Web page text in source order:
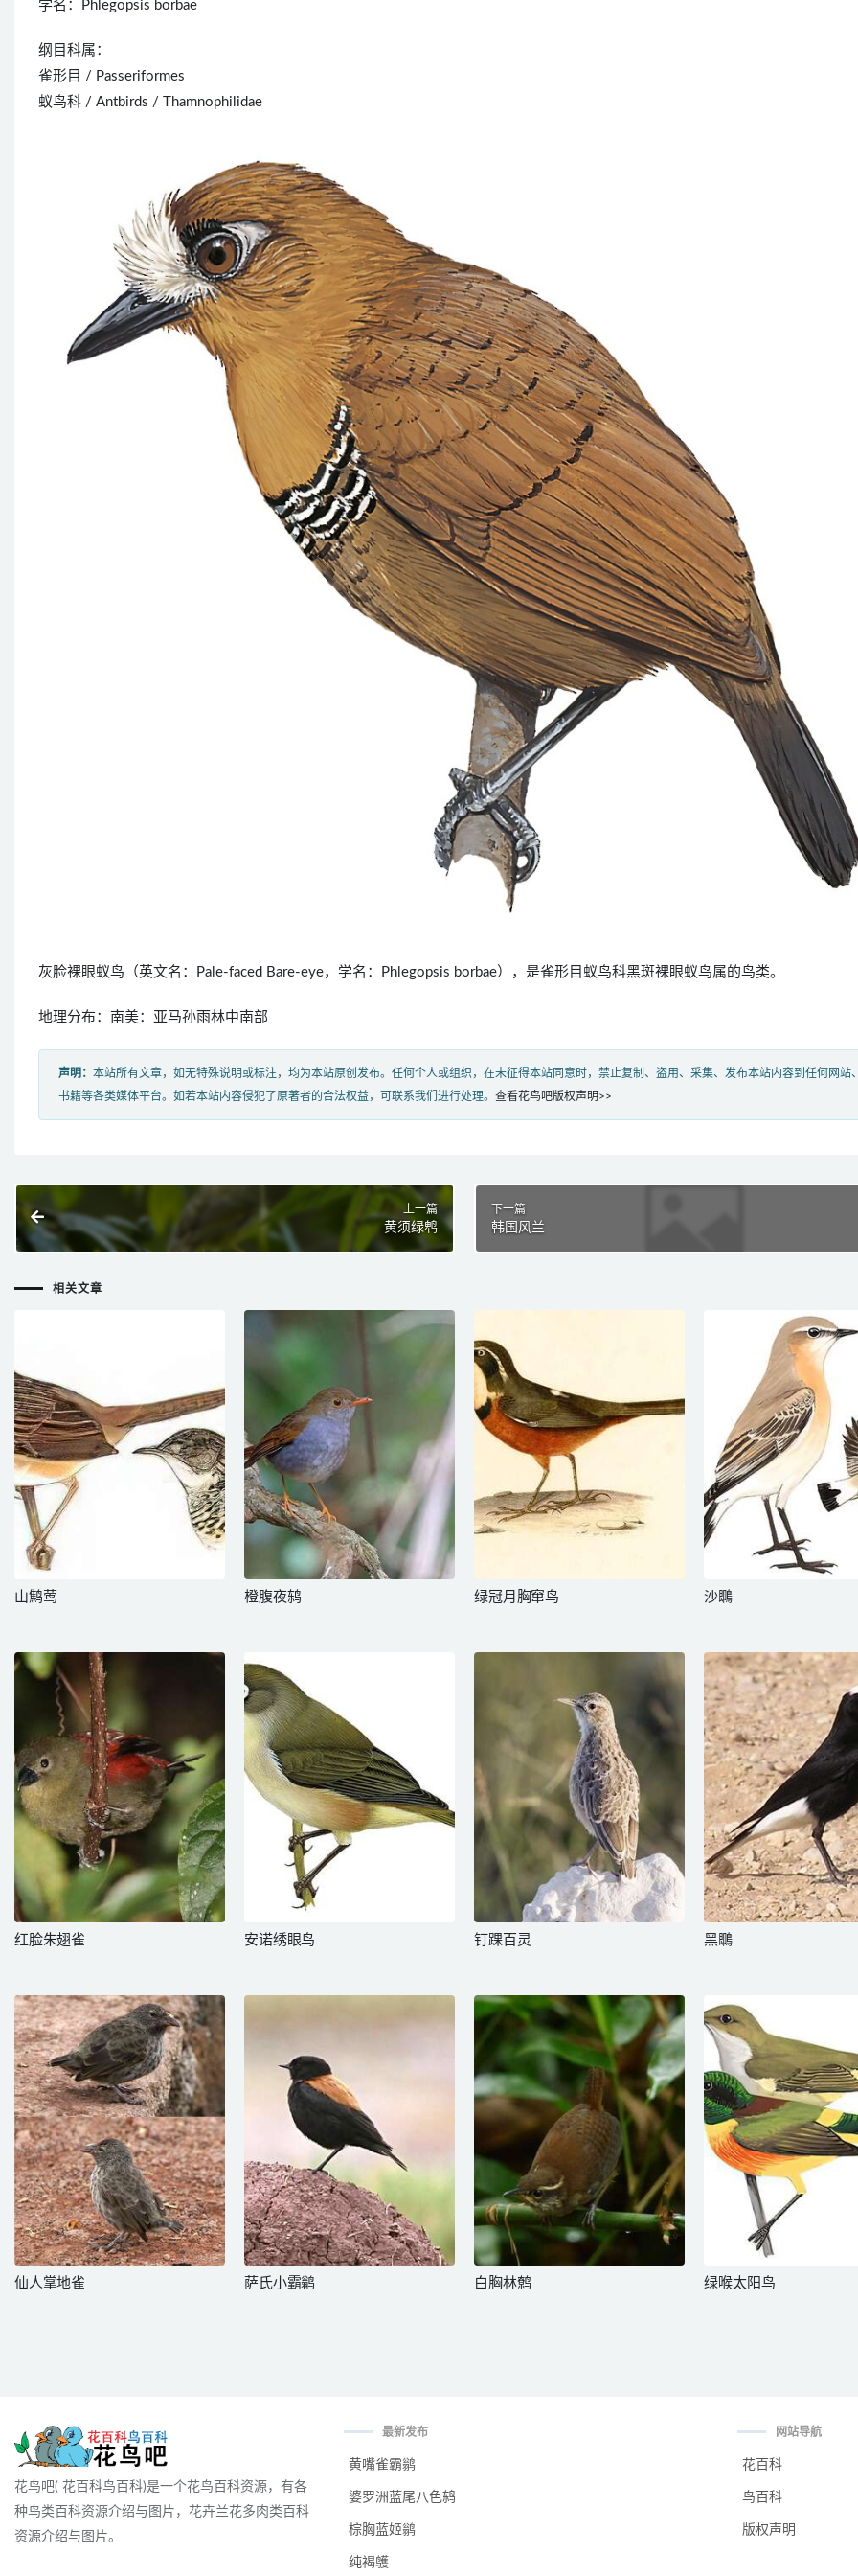
学名：Phlegopsis borbae
纲目科属：
雀形目 / Passeriformes
蚁鸟科 / Antbirds / Thamnophilidae
灰脸裸眼蚁鸟（英文名：Pale-faced Bare-eye，学名：Phlegopsis borbae），是雀形目蚁鸟科黑斑裸眼蚁鸟属的鸟类。
地理分布：南美：亚马孙雨林中南部
声明： 本站所有文章，如无特殊说明或标注，均为本站原创发布。任何个人或组织，在未征得本站同意时，禁止复制、盗用、采集、发布本站内容到任何网站
书籍等各类媒体平台。如若本站内容侵犯了原著者的合法权益，可联系我们进行处理。 查看花鸟吧版权声明>>
上一篇
黄须绿鹎
下一篇
韩国风兰
相关文章
山鹪莺 橙腹夜鸫 绿冠月胸窜鸟 沙䳭
红脸朱翅雀 安诺绣眼鸟 钉踝百灵 黑䳭
仙人掌地雀 萨氏小霸鹟 白胸林鹩 绿喉太阳鸟
花鸟吧( 花百科鸟百科)是一个花鸟百科资源，有各
种鸟类百科资源介绍与图片，花卉兰花多肉类百科
资源介绍与图片。
最新发布
黄嘴雀霸鹟
婆罗洲蓝尾八色鸫
棕胸蓝姬鹟
纯褐鹱
网站导航
花百科
鸟百科
版权声明